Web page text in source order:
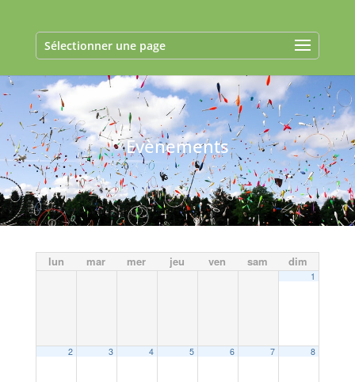
Sélectionner une page
Evènements
lun mar mer jeu ven sam dim
1
2 3 4 5 6 7 8